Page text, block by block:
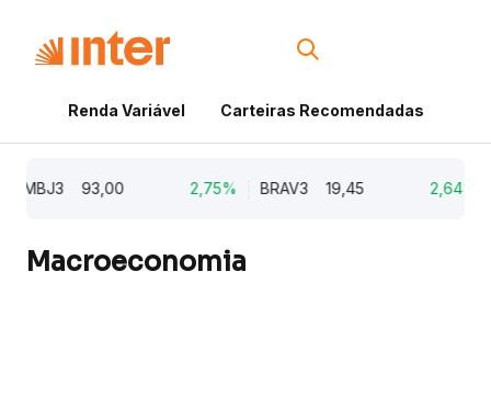
Renda Variável Carteiras Recomendadas
93,00 2,75% BRAV3 19,45 2,64%
Macroeconomia